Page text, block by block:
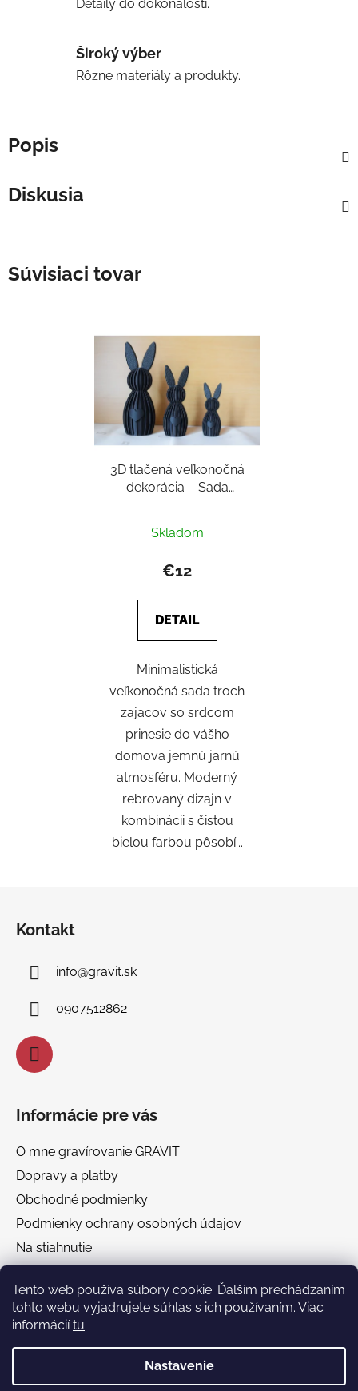
Tento web používa súbory cookie. Ďalším prechádzaním
tohto webu vyjadrujete súhlas s ich používaním. Viac
informáciítu.
Nastavenie
Detaily do dokonalosti.
Široký výber
Rôzne materiály a produkty.
Popis
Diskusia
Súvisiaci tovar
3D tlačená veľkonočná
dekorácia – Sada
Skladom
€12
DETAIL
Minimalistická
veľkonočná sada troch
zajacov so srdcom
prinesie do vášho
domova jemnú jarnú
atmosféru. Moderný
rebrovaný dizajn v
kombinácii s čistou
bielou farbou pôsobí...
Kontakt
info@gravit.sk
0907512862
Informácie pre vás
O mne gravírovanie GRAVIT
Dopravy a platby
Obchodné podmienky
Podmienky ochrany osobných údajov
Na stiahnutie
Facebook